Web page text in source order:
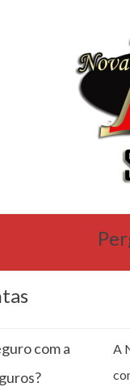
com a
A